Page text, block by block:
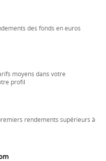
des fonds en euros
moyens dans votre
profil
rendements supérieurs à